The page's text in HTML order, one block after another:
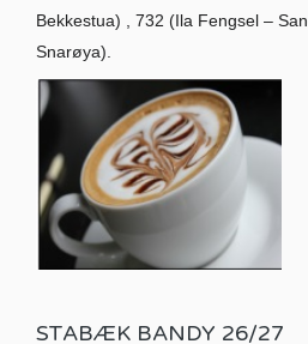
Bekkestua) , 732 (Ila Fengsel –
Snarøya).
STABÆK BANDY 26/27